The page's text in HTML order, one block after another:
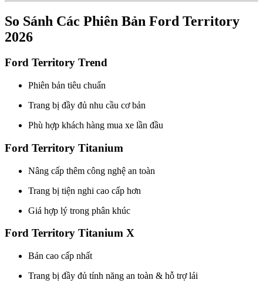
So Sánh Các Phiên Bản Ford Territory
2026
Ford Territory Trend
Phiên bản tiêu chuẩn
Trang bị đầy đủ nhu cầu cơ bản
Phù hợp khách hàng mua xe lần đầu
Ford Territory Titanium
Nâng cấp thêm công nghệ an toàn
Trang bị tiện nghi cao cấp hơn
Giá hợp lý trong phân khúc
Ford Territory Titanium X
Bản cao cấp nhất
Trang bị đầy đủ tính năng an toàn & hỗ trợ lái